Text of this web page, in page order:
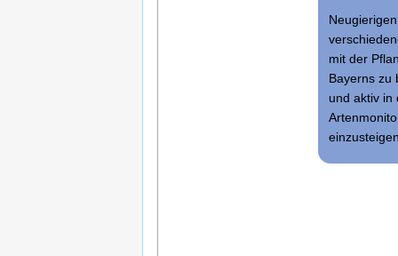
mit der
Bayerns zu
und aktiv in